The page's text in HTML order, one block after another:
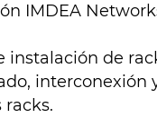
IMDEA
instalación de
racks.